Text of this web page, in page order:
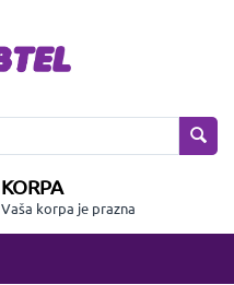
KORPA
Vaša korpa je prazna